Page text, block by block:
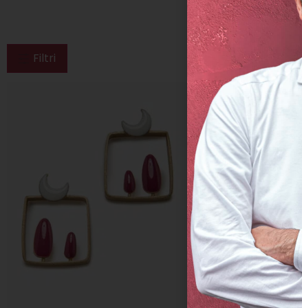
Filtri